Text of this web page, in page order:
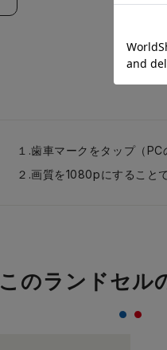
１.歯車マークをタップ（PC
２.画質を1080pにすること
このランドセル